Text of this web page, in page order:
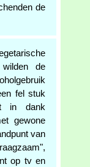
de
wilden de
fel stuk
in dank
gewone
van
op tv en